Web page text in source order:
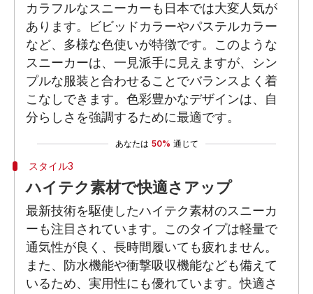
カラフルなスニーカーも日本では大変人気が
あります。ビビッドカラーやパステルカラー
など、多様な色使いが特徴です。このような
スニーカーは、一見派手に見えますが、シン
プルな服装と合わせることでバランスよく着
こなしできます。色彩豊かなデザインは、自
分らしさを強調するために最適です。
あなたは 50% 通じて
スタイル3
ハイテク素材で快適さアップ
最新技術を駆使したハイテク素材のスニーカ
ーも注目されています。このタイプは軽量で
通気性が良く、長時間履いても疲れません。
また、防水機能や衝撃吸収機能なども備えて
いるため、実用性にも優れています。快適さ